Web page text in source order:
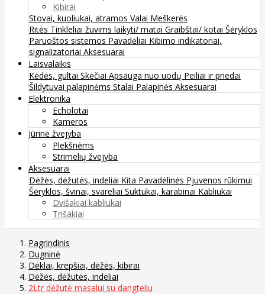
Kibirai
Stovai, kuoliukai, atramos Valai Meškerės
Ritės Tinkleliai žuvims laikyti/ matai Graibštai/ kotai Šėryklos
Paruoštos sistemos Pavadėliai Kibimo indikatoriai,
signalizatoriai Aksesuarai
Laisvalaikis
Kėdės, gultai Skėčiai Apsauga nuo uodų Peiliai ir priedai
Šildytuvai palapinėms Stalai Palapinės Aksesuarai
Elektronika
Echolotai
Kameros
Jūrinė žvejyba
Plekšnėms
Strimelių žvejyba
Aksesuarai
Dėžės, dėžutės, indeliai Kita Pavadėlinės Pjuvenos rūkimui
Šėryklos, švinai, svareliai Suktukai, karabinai Kabliukai
Dvišakiai kabliukai
Trišakiai
Pagrindinis
Dugninė
Dėklai, krepšiai, dėžės, kibirai
Dėžės, dėžutės, indeliai
2Ltr dėžutė masalui su dangteliu